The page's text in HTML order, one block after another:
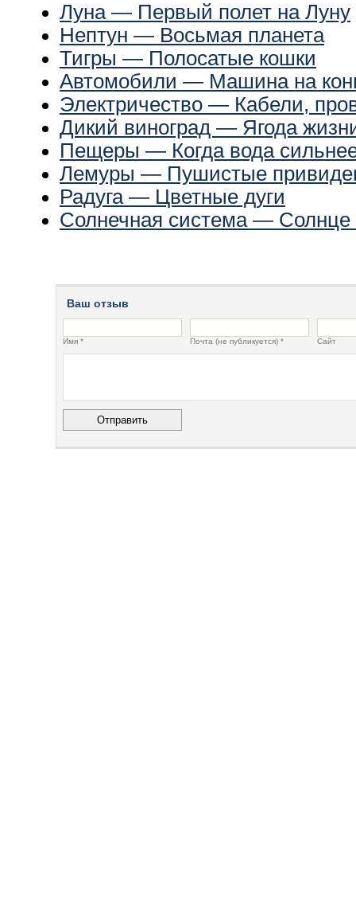
Луна — Первый полет на Луну
Нептун — Восьмая планета
Тигры — Полосатые кошки
Автомобили — Машина на
Электричество — Кабели,
Дикий виноград — Ягода
Пещеры — Когда вода
Лемуры — Пушистые
Радуга — Цветные дуги
Солнечная система — Солнце
Ваш отзыв
Имя * Почта (не публикуется) * Сайт